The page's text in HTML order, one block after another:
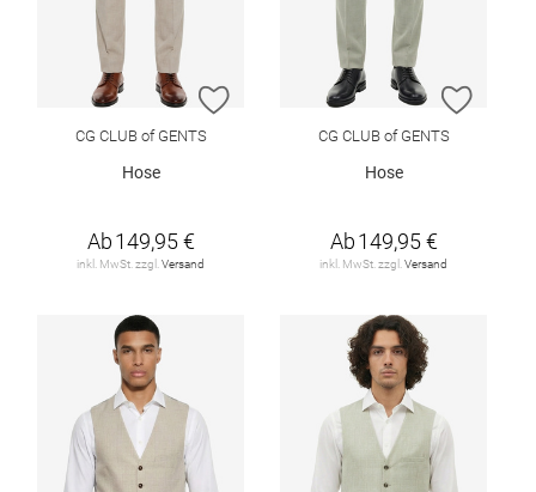
ZUR WUNSCHLISTE HINZUFÜGEN
CG CLUB of GENTS
Hose
Ab149,95 €
inkl. MwSt. zzgl. Versand
ZUR
CG CLUB of GENTS
Hose
Ab149,95 €
inkl. MwSt. zzgl. Versand